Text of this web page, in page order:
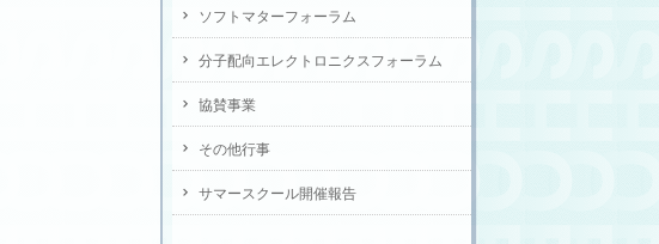
ソフトマターフォーラム
分子配向エレクトロニクスフォーラム
協賛事業
その他行事
サマースクール開催報告